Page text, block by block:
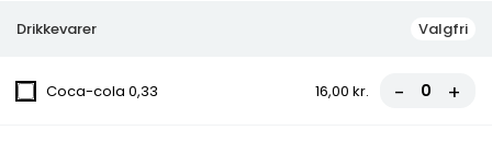
fra 85,50 kr.
10C. Konya Pizza
Drikkevarer Valgfri
Coca-cola 0,33 16,00 kr. - +